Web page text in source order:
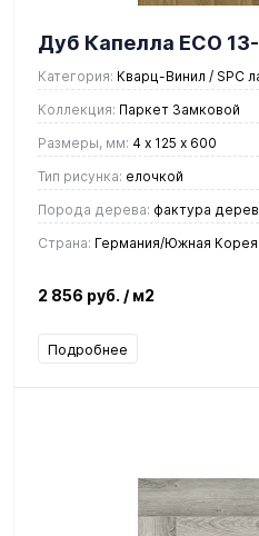
Дуб Капелла ЕСО
Категория: Кварц-Винил / SPC
Коллекция: Паркет Замковой
Размеры, мм: 4 х 125 х 600
Тип рисунка: елочкой
Порода дерева: фактура
Страна: Германия/Южная Корея
2 856 руб. / м2
Подробнее